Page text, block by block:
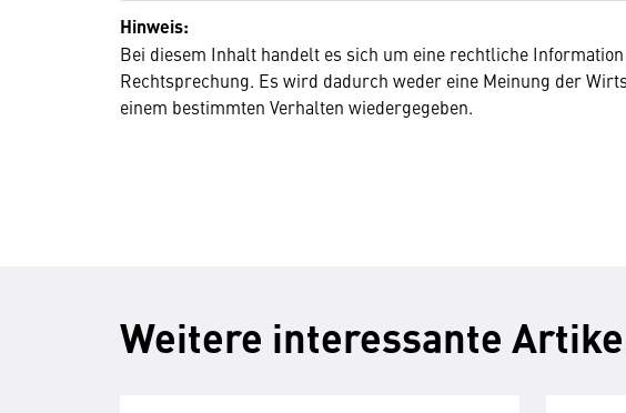
Hinweis:
Bei diesem Inhalt handelt es sich um eine rechtliche
Rechtsprechung. Es wird dadurch weder eine Meinung der
einem bestimmten Verhalten wiedergegeben.
Weitere interessante